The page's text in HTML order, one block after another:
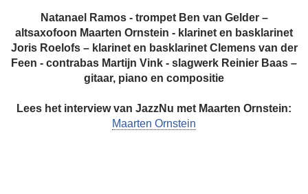
Natanael Ramos - trompet Ben van Gelder –
altsaxofoon Maarten Ornstein - klarinet en basklarinet
Joris Roelofs – klarinet en basklarinet Clemens van der
Feen - contrabas Martijn Vink - slagwerk Reinier Baas –
gitaar, piano en compositie
Lees het interview van JazzNu met Maarten Ornstein:
Maarten Ornstein